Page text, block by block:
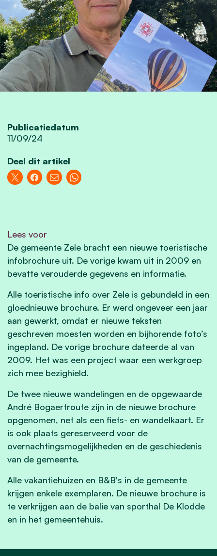
Publicatiedatum
11/09/24
Deel dit artikel
Lees voor
De gemeente Zele bracht een nieuwe toeristische
infobrochure uit. De vorige kwam uit in 2009 en
bevatte verouderde gegevens en informatie.
Alle toeristische info over Zele is gebundeld in een
gloednieuwe brochure. Er werd ongeveer een jaar
aan gewerkt, omdat er nieuwe teksten
geschreven moesten worden en bijhorende foto’s
ingepland. De vorige brochure dateerde al van
2009. Het was een project waar een werkgroep
zich mee bezighield.
De twee nieuwe wandelingen en de opgewaarde
André Bogaertroute zijn in de nieuwe brochure
opgenomen, net als een fiets- en wandelkaart. Er
is ook plaats gereserveerd voor de
overnachtingsmogelijkheden en de geschiedenis
van de gemeente.
Alle vakantiehuizen en B&B's in de gemeente
krijgen enkele exemplaren. De nieuwe brochure is
te verkrijgen aan de balie van sporthal De Klodde
en in het gemeentehuis.